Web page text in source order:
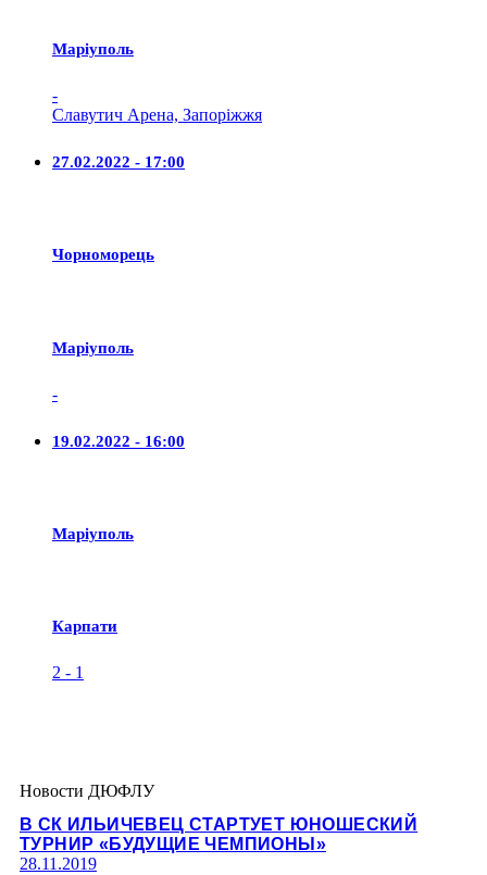
Маріуполь
-
Славутич Арена, Запоріжжя
27.02.2022 - 17:00
Чорноморець
Маріуполь
-
19.02.2022 - 16:00
Маріуполь
Карпати
2 - 1
Новости ДЮФЛУ
В СК ИЛЬИЧЕВЕЦ СТАРТУЕТ ЮНОШЕСКИЙ
ТУРНИР «БУДУЩИЕ ЧЕМПИОНЫ»
28.11.2019